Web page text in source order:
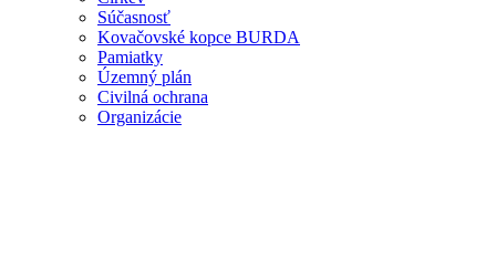
Súčasnosť
Kovačovské kopce BURDA
Pamiatky
Územný plán
Civilná ochrana
Organizácie